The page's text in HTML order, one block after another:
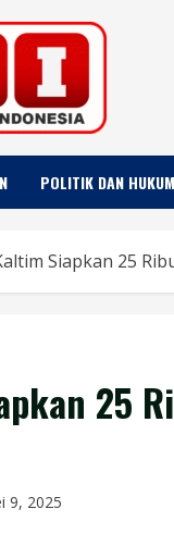
POLITIK DAN HUKUM
Siapkan 25
25
9, 2025